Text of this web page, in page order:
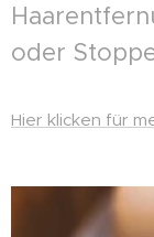
oder
Hier klicken für